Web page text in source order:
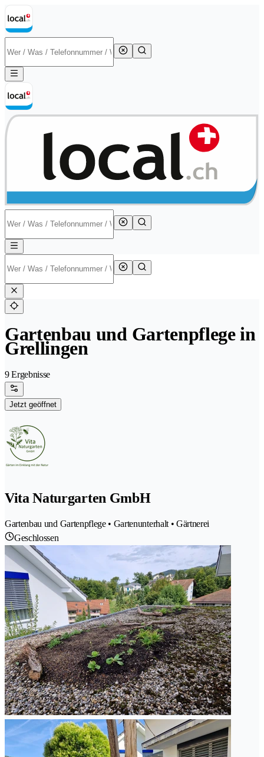
Gartenbau und Gartenpflege in
Grellingen
9 Ergebnisse
Jetzt geöffnet
Vita Naturgarten GmbH
Gartenbau und Gartenpflege • Gartenunterhalt • Gärtnerei
Geschlossen